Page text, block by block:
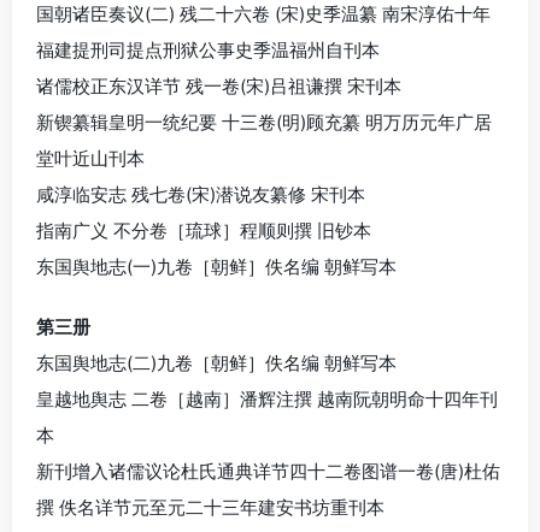
国朝诸臣奏议(二) 残二十六卷 (宋)史季温纂 南宋淳佑十年
福建提刑司提点刑狱公事史季温福州自刊本
诸儒校正东汉详节 残一卷(宋)吕祖谦撰 宋刊本
新锲纂辑皇明一统纪要 十三卷(明)顾充纂 明万历元年广居
堂叶近山刊本
咸淳临安志 残七卷(宋)潜说友纂修 宋刊本
指南广义 不分卷［琉球］程顺则撰 旧钞本
东国舆地志(一)九卷［朝鲜］佚名编 朝鲜写本
第三册
东国舆地志(二)九卷［朝鲜］佚名编 朝鲜写本
皇越地舆志 二卷［越南］潘辉注撰 越南阮朝明命十四年刊
本
新刊增入诸儒议论杜氏通典详节四十二卷图谱一卷(唐)杜佑
撰 佚名详节元至元二十三年建安书坊重刊本